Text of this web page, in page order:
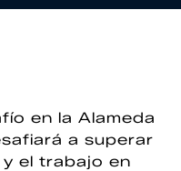
en la Alameda
a superar
y el trabajo en